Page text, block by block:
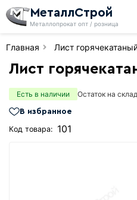
МеталлСтрой
Металлопрокат опт / розница
Главная Лист
Лист
Есть в наличии Остаток на
В избранное
Код товара: 101